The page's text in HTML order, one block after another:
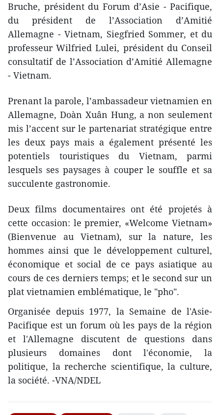
Bruche, président du Forum d’Asie - Pacifique​,
du président de l’Association d’Amitié
Allemagne - Vietnam, Siegfried Sommer, et du
professeur Wilfried Lulei, président du Conseil
consultatif de l’Association d’Amitié Allemagne
- Vietnam.
Prenant la parole, l’ambassadeur vietnamien en
Allemagne, Doàn Xuân Hung, a non seulement
mis l’accent sur le partenariat stratégique entre
les deux pays mais a également présenté les
potentiels touristiques du Vietnam, parmi
lesquels ses paysages à couper le souffle et sa
succulente gastronomie.
Deux films documentaires​ ont été projetés à
cette occasion: le premier, «Welcome Vietnam»
(Bienvenue au Vietnam), sur la nature, les
hommes ainsi que le développement culturel,
économique et social de ce pays asiatique au
cours de ces derniers temps​; et le second sur ​un
plat vietnamien ​emblématique, le "pho".
Organisée depuis 1977, la Semaine de l'Asie-
Pacifique est un forum où les pays de la région
et l'Allemagne discutent de questions dans
plusieurs domaines dont l'économie, la
politique, la recherche scientifique, la culture,
la société. -VNA/NDEL